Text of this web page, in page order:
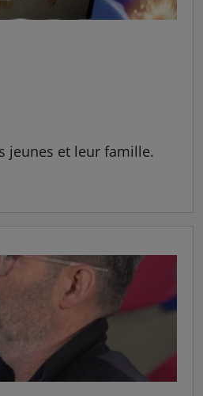
jeunes et leur famille.